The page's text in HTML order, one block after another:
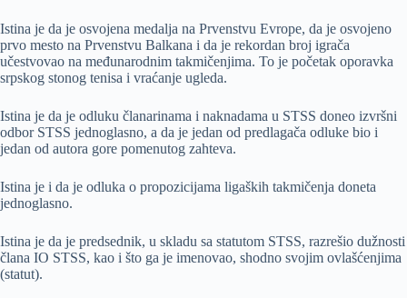
Istina je da je osvojena medalja na Prvenstvu Evrope, da je osvojeno
prvo mesto na Prvenstvu Balkana i da je rekordan broj igrača
učestvovao na međunarodnim takmičenjima. To je početak oporavka
srpskog stonog tenisa i vraćanje ugleda.
Istina je da je odluku članarinama i naknadama u STSS doneo izvršni
odbor STSS jednoglasno, a da je jedan od predlagača odluke bio i
jedan od autora gore pomenutog zahteva.
Istina je i da je odluka o propozicijama ligaških takmičenja doneta
jednoglasno.
Istina je da je predsednik, u skladu sa statutom STSS, razrešio dužnosti
člana IO STSS, kao i što ga je imenovao, shodno svojim ovlašćenjima
(statut).